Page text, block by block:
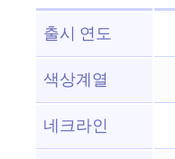
출시 연도
색상계열
네크라인